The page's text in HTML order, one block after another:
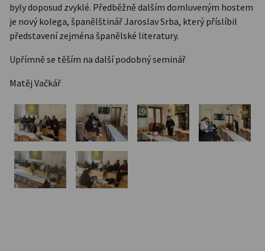
byly doposud zvyklé. Předběžně dalším domluveným hostem
je nový kolega, španělštinář Jaroslav Srba, který příslíbil
představení zejména španělské literatury.
Upřímně se těším na další podobný seminář
Matěj Vačkář